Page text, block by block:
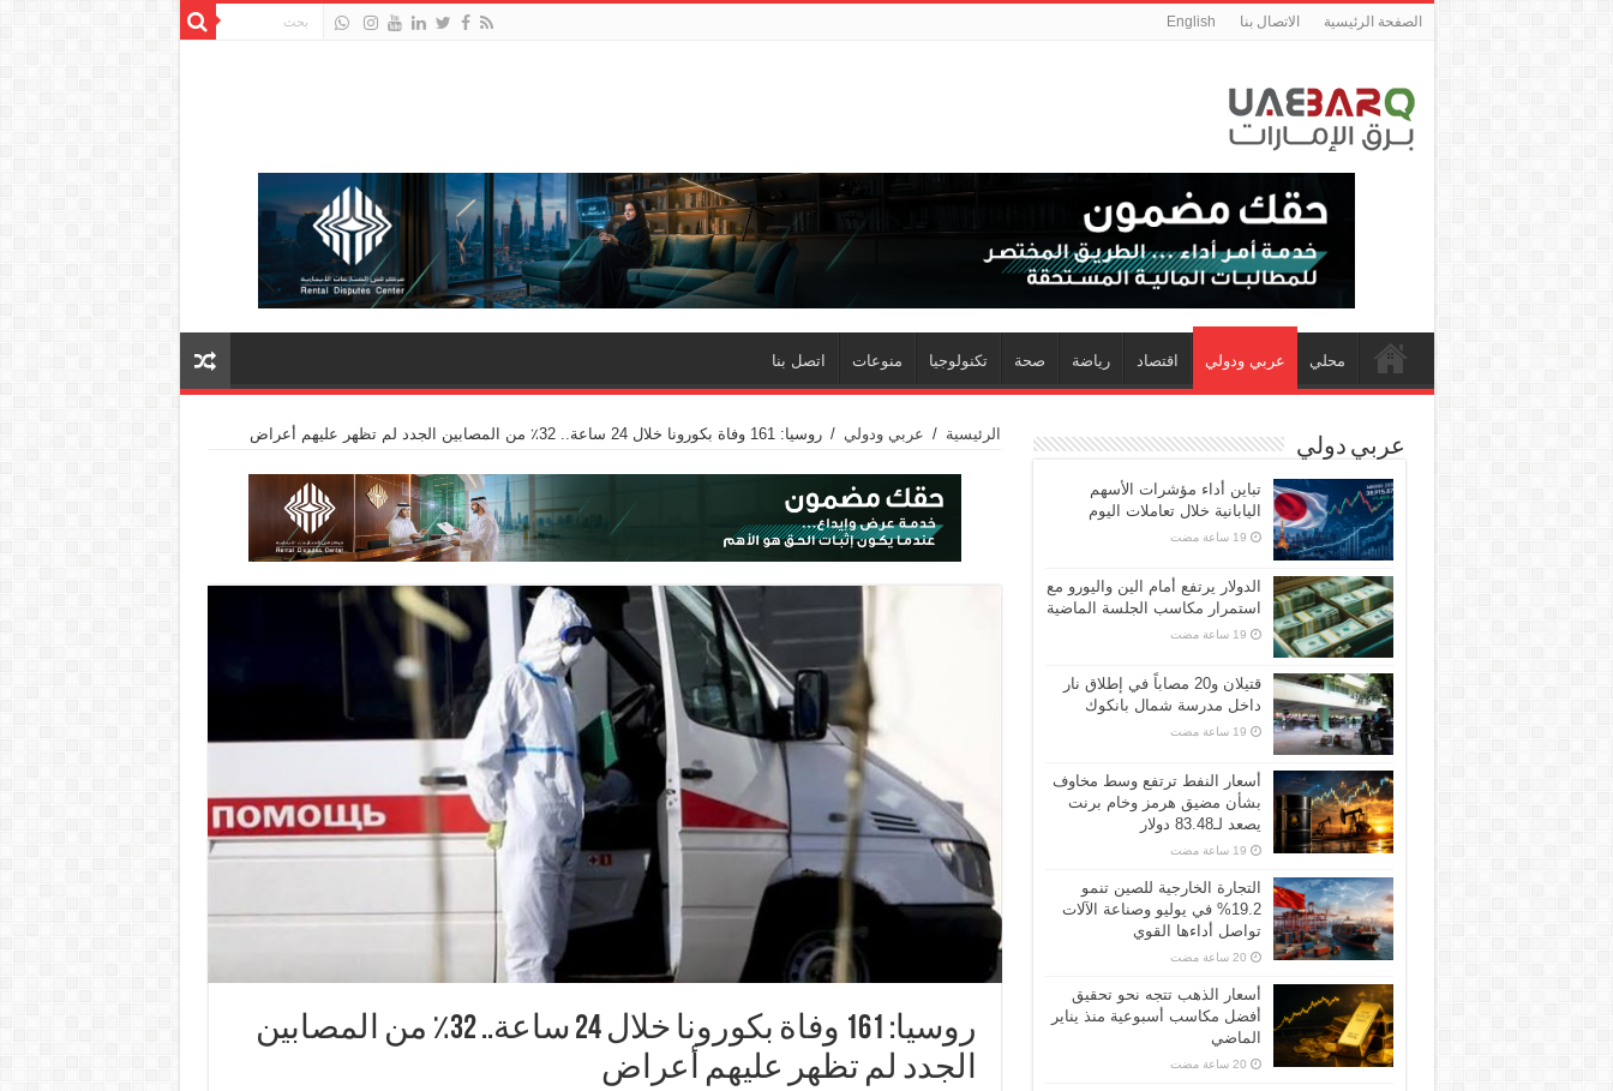
الصفحة الرئيسية الاتصال بنا English
محلي عربي ودولي اقتصاد رياضة صحة تكنولوجيا منوعات اتصل بنا
الرئيسية / عربي ودولي / روسيا: 161 وفاة بكورونا خلال 24 ساعة.. 32٪ من المصابين الجدد لم تظهر عليهم أعراض
روسيا: 161 وفاة بكورونا خلال 24 ساعة.. 32٪ من المصابين
الجدد لم تظهر عليهم أعراض
عربي دولي
تباين أداء مؤشرات الأسهم
اليابانية خلال تعاملات اليوم
الدولار يرتفع أمام الين واليورو مع
استمرار مكاسب الجلسة الماضية
قتيلان و20 مصاباً في إطلاق نار
داخل مدرسة شمال بانكوك
أسعار النفط ترتفع وسط مخاوف
بشأن مضيق هرمز وخام برنت
يصعد لـ83.48 دولار
التجارة الخارجية للصين تنمو
19.2% في يوليو وصناعة الآلات
تواصل أداءها القوي
أسعار الذهب تتجه نحو تحقيق
أفضل مكاسب أسبوعية منذ يناير
الماضي